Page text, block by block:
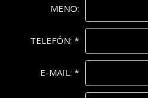
MENO:
TELEFÓN: *
E-MAIL: *